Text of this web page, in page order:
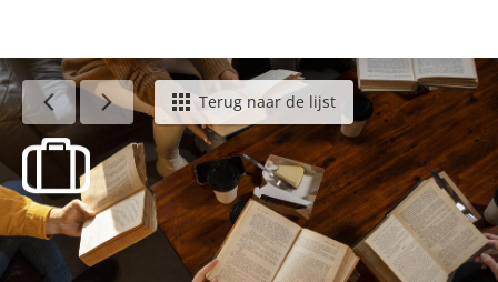
Agenda - NederlandsTerug naar de lijst